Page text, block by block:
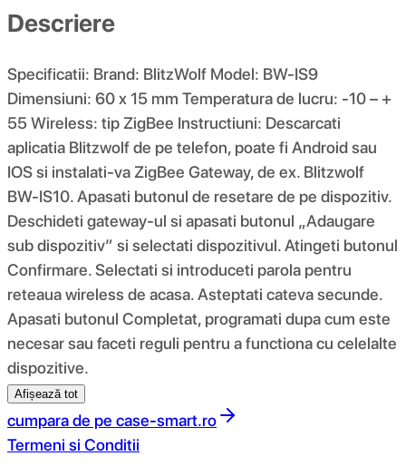
Descriere
Specificatii: Brand: BlitzWolf Model: BW-IS9
Dimensiuni: 60 x 15 mm Temperatura de lucru: -10 – +
55 Wireless: tip ZigBee Instructiuni: Descarcati
aplicatia Blitzwolf de pe telefon, poate fi Android sau
IOS si instalati-va ZigBee Gateway, de ex. Blitzwolf
BW-IS10. Apasati butonul de resetare de pe dispozitiv.
Deschideti gateway-ul si apasati butonul „Adaugare
sub dispozitiv” si selectati dispozitivul. Atingeti butonul
Confirmare. Selectati si introduceti parola pentru
reteaua wireless de acasa. Asteptati cateva secunde.
Apasati butonul Completat, programati dupa cum este
necesar sau faceti reguli pentru a functiona cu celelalte
dispozitive.
Afișează tot
cumpara de pe case-smart.ro
Termeni si Conditii